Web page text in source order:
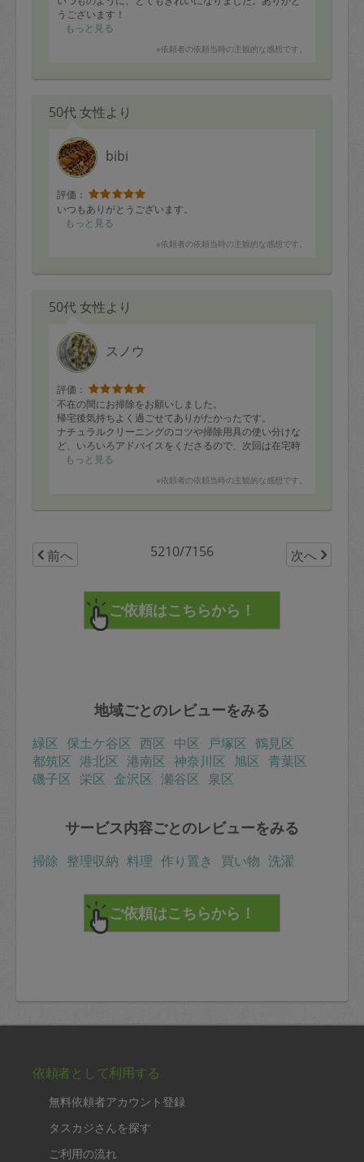
うございます！
もっと見る
※依頼者の依頼当時の主観的な感想です。
50代 女性より
bibi
評価：
いつもありがとうございます。
もっと見る
※依頼者の依頼当時の主観的な感想です。
50代 女性より
スノウ
評価：
不在の間にお掃除をお願いしました。
帰宅後気持ちよく過ごせてありがたかったです。
ナチュラルクリーニングのコツや掃除用具の使い分けな
ど、いろいろアドバイスをくださるので、次回は在宅時
にいろいろ教えていただきたいと思います。
もっと見る
※依頼者の依頼当時の主観的な感想です。
前へ 5210/7156 次へ
地域ごとのレビューをみる
緑区 保土ケ谷区 西区 中区 戸塚区 鶴見区
都筑区 港北区 港南区 神奈川区 旭区 青葉区
磯子区 栄区 金沢区 瀬谷区 泉区
サービス内容ごとのレビューをみる
掃除 整理収納 料理 作り置き 買い物 洗濯
依頼者として利用する
無料依頼者アカウント登録
タスカジさんを探す
ご利用の流れ